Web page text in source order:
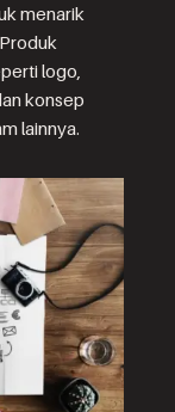
menarik
logo,
konsep
lainnya.